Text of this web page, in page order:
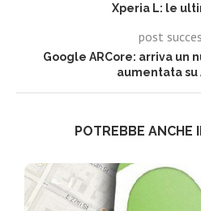
Xperia L: le
post
Google ARCore: arriva un
aumentata su
POTREBBE ANCHE